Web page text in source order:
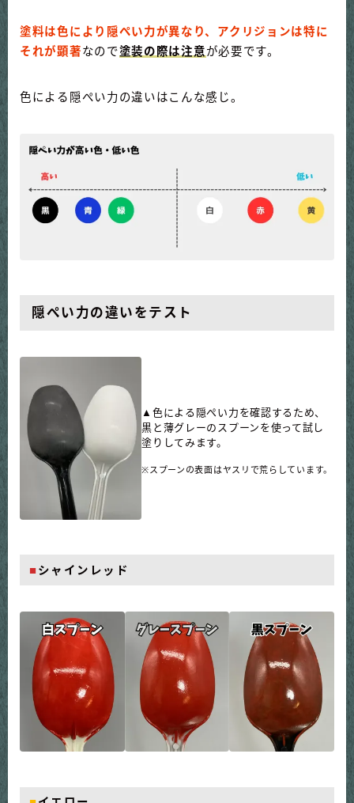
塗料は色により隠ぺい力が異なり、アクリジョンは特に
それが顕著なので塗装の際は注意が必要です。
色による隠ぺい力の違いはこんな感じ。
隠ぺい力の違いをテスト
▲色による隠ぺい力を確認するため、
黒と薄グレーのスプーンを使って試し
塗りしてみます。
※スプーンの表面はヤスリで荒らしています。
■シャインレッド